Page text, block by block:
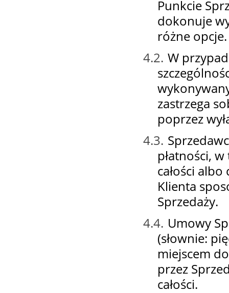
Punkcie
dokonuje
różne opcje.
4.2. W
zastrzega
poprzez
4.3.
płatności,
całości
Klienta
Sprzedaży.
4.4. Umowy
(słownie:
miejscem
przez
całości.